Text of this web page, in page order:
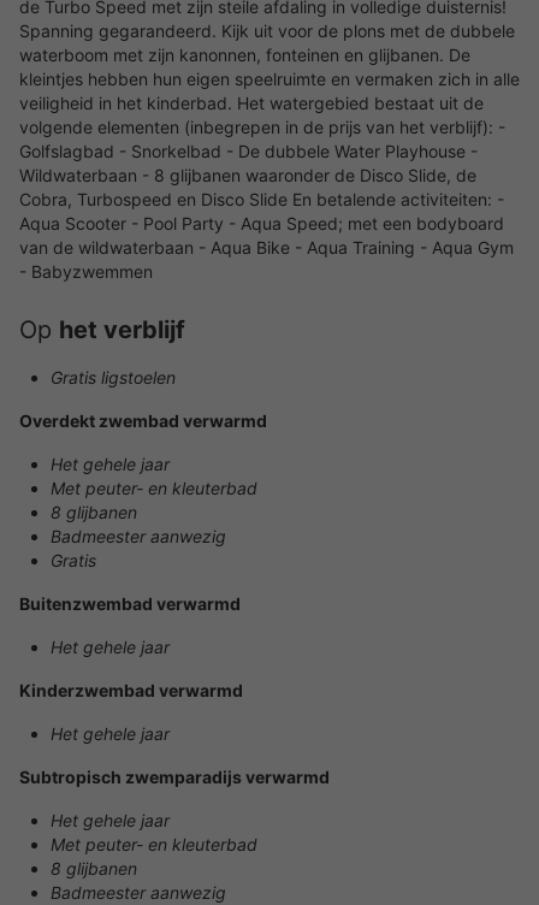
de Turbo Speed met zijn steile afdaling in volledige duisternis!
Spanning gegarandeerd. Kijk uit voor de plons met de dubbele
waterboom met zijn kanonnen, fonteinen en glijbanen. De
kleintjes hebben hun eigen speelruimte en vermaken zich in alle
veiligheid in het kinderbad. Het watergebied bestaat uit de
volgende elementen (inbegrepen in de prijs van het verblijf): -
Golfslagbad - Snorkelbad - De dubbele Water Playhouse -
Wildwaterbaan - 8 glijbanen waaronder de Disco Slide, de
Cobra, Turbospeed en Disco Slide En betalende activiteiten: -
Aqua Scooter - Pool Party - Aqua Speed; met een bodyboard
van de wildwaterbaan - Aqua Bike - Aqua Training - Aqua Gym
- Babyzwemmen
Op het verblijf
Gratis ligstoelen
Overdekt zwembad verwarmd
Het gehele jaar
Met peuter- en kleuterbad
8 glijbanen
Badmeester aanwezig
Gratis
Buitenzwembad verwarmd
Het gehele jaar
Kinderzwembad verwarmd
Het gehele jaar
Subtropisch zwemparadijs verwarmd
Het gehele jaar
Met peuter- en kleuterbad
8 glijbanen
Badmeester aanwezig